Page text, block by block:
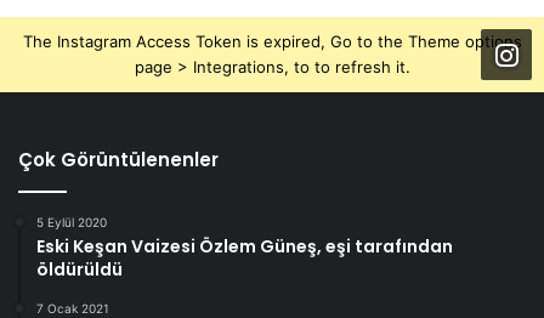
The Instagram Access Token is expired, Go to the Theme options
page > Integrations, to to refresh it.
Çok Görüntülenenler
5 Eylül 2020
Eski Keşan Vaizesi Özlem Güneş, eşi tarafından
öldürüldü
7 Ocak 2021